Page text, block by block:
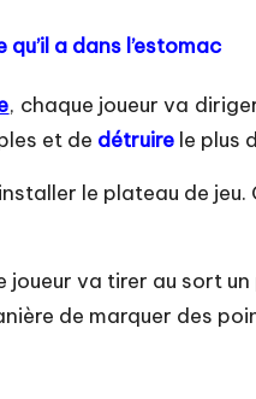
qu’il a dans l’estomac
, chaque joueur va
et de détruire le plus
le plateau de
joueur va tirer au sort
de marquer des